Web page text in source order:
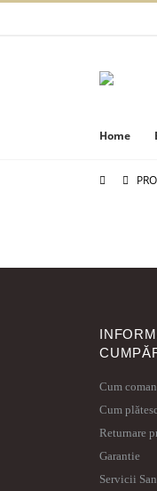
Home
Cum
Cum plătesc
Returnare
Garantie
Servicii